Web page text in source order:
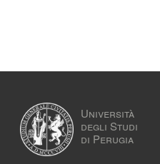
Università
degli Studi
di Perugia